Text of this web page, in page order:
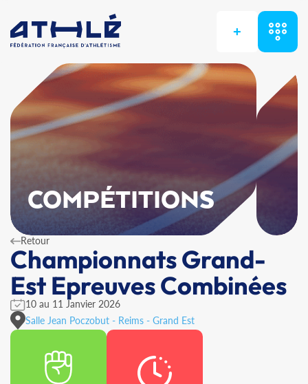
+
COMPÉTITIONS
Retour
Championnats Grand-
Est Epreuves Combinées
10 au 11 Janvier 2026
Salle Jean Poczobut - Reims - Grand Est